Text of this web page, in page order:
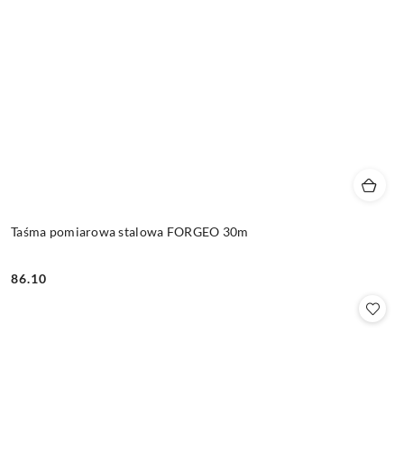
Taśma pomiarowa stalowa FORGEO 30m
Cena:
86.10